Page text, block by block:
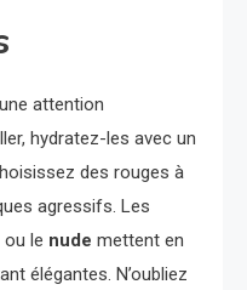
attention
hydratez-les avec un
des rouges à
agressifs. Les
ou le nude mettent en
élégantes. N’oubliez